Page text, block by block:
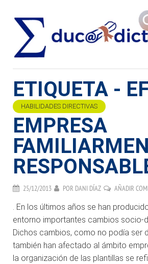
ETIQUETA -
HABILIDADES DIRECTIVAS
EMPRESA
25/12/2013 POR DANI DÍAZ AÑADIR
. En los últimos años se han
entorno importantes cambios socio-
Dichos cambios, como no podía ser
también han afectado al ámbito
la organización de las plantillas se